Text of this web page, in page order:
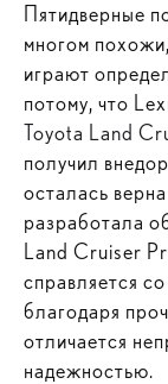
Пятидверные
многом
играют
потому, что
Toyota Land
получил
осталась
разработала
Land Cruiser
справляется
благодаря
отличается
надежностью.